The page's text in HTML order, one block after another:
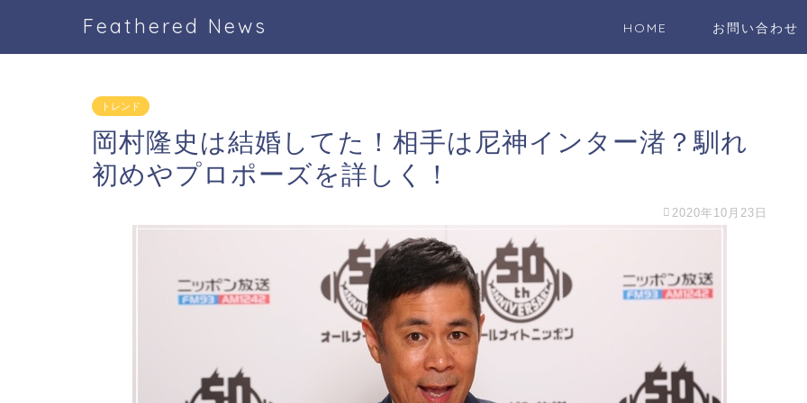
Feathered News HOME お問い合わせ
トレンド
岡村隆史は結婚してた！相手は尼神インター渚？馴れ
初めやプロポーズを詳しく！
2020年10月23日